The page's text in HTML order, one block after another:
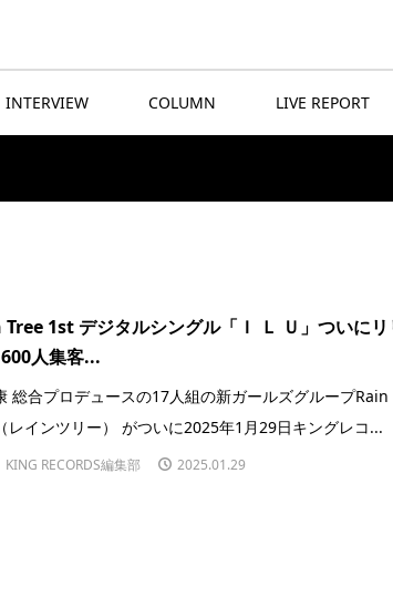
INTERVIEW COLUMN LIVE REPORT
1st デジタルシングル「Ｉ Ｌ Ｕ」ついに
人集客...
総合プロデュースの17人組の新ガールズグループRain
レインツリー） がついに2025年1月29日キングレコ...
KING RECORDS編集部 2025.01.29